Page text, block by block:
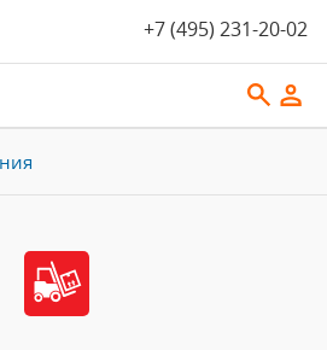
+7 (495) 231-20-02